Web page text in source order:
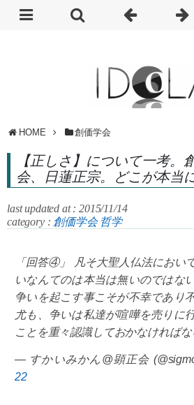
HOME 創価学会
【正しさ】について一考。
会、日蓮正宗。どこが本当
last updated at : 2015/11/14
category : 創価学会 哲学
「回答④」 凡そ大聖人仏法におい
いなんてのは本当は無いのではな
争いを起こす事こそが不幸であり
尤も、争いは私達が喧嘩を売りに
ことを重々認識しておかなければな
— すかいみかん@顕正会
22